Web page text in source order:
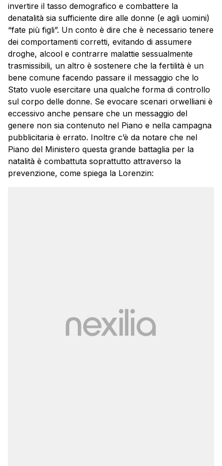
invertire il tasso demografico e combattere la
denatalità sia sufficiente dire alle donne (e agli uomini)
“fate più figli”. Un conto è dire che è necessario tenere
dei comportamenti corretti, evitando di assumere
droghe, alcool e contrarre malattie sessualmente
trasmissibili, un altro è sostenere che la fertilità è un
bene comune facendo passare il messaggio che lo
Stato vuole esercitare una qualche forma di controllo
sul corpo delle donne. Se evocare scenari orwelliani è
eccessivo anche pensare che un messaggio del
genere non sia contenuto nel Piano e nella campagna
pubblicitaria è errato. Inoltre c’è da notare che nel
Piano del Ministero questa grande battaglia per la
natalità è combattuta soprattutto attraverso la
prevenzione, come spiega la Lorenzin: